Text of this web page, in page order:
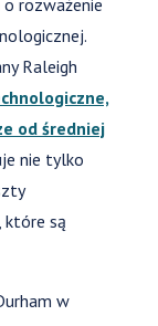
Raleigh
od średniej
nie tylko
które są
w